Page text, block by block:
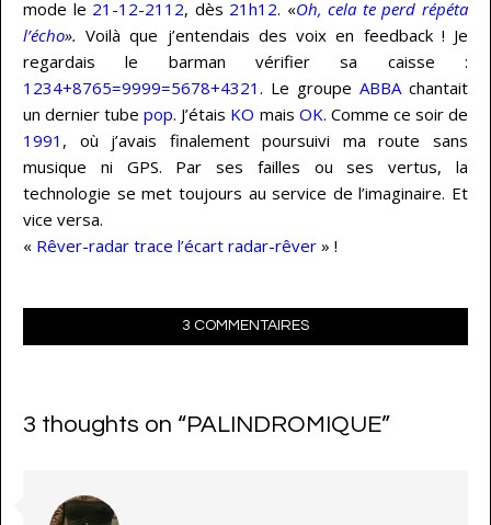
mode le 21-12-2112, dès 21h12. «Oh, cela te perd répéta
l’écho». Voilà que j’entendais des voix en feedback ! Je
regardais le barman vérifier sa caisse :
1234+8765=9999=5678+4321 . Le groupe ABBA chantait
un dernier tubepop. J’étais KO mais OK. Comme ce soir de
1991 , où j’avais finalement poursuivi ma route sans
musique ni GPS. Par ses failles ou ses vertus, la
technologie se met toujours au service de l’imaginaire. Et
vice versa.
« Rêver-radar trace l’écart radar-rêver » !
3 COMMENTAIRES
3 thoughts on “PALINDROMIQUE”